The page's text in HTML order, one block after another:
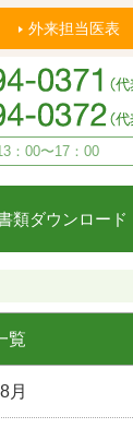
外来担当医表
：00〜17：00
類ダウンロード
覧
月